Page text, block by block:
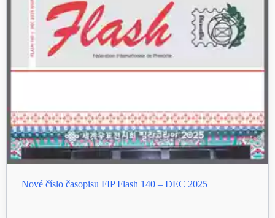
Nové číslo časopisu FIP Flash 140 – DEC 2025